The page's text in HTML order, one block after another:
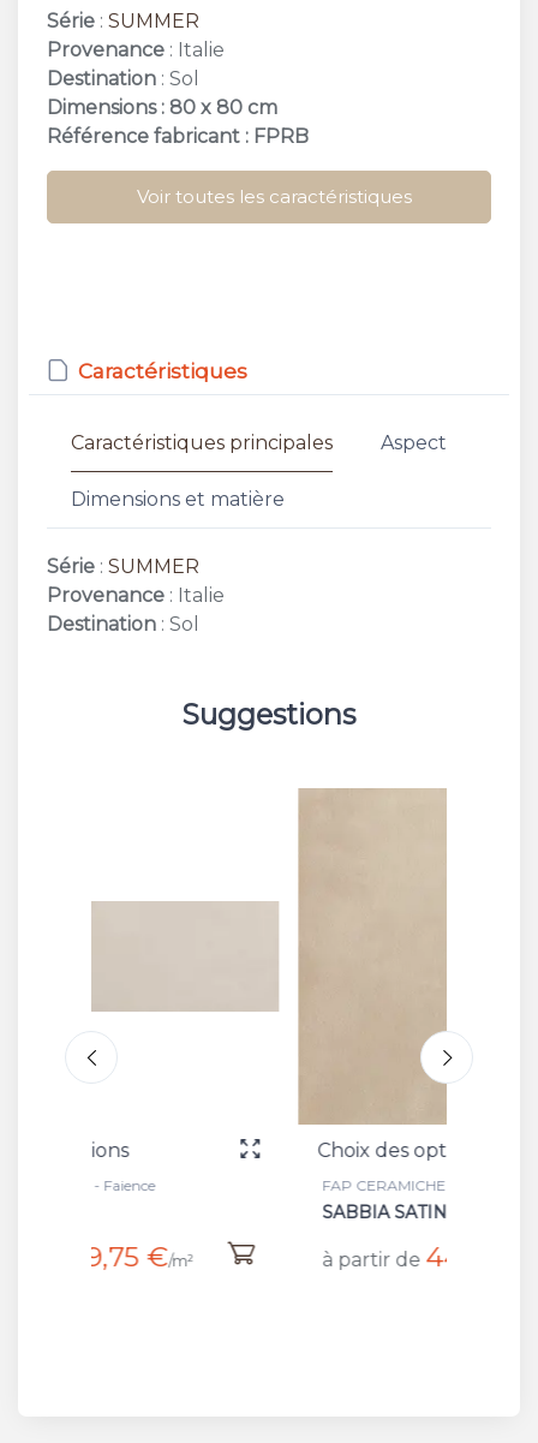
Série : SUMMER
Provenance : Italie
Destination : Sol
Dimensions : 80 x 80 cm
Référence fabricant : FPRB
Voir toutes les caractéristiques
Caractéristiques
Caractéristiques principales Aspect
Dimensions et matière
Série : SUMMER
Provenance : Italie
Destination : Sol
Suggestions
Choix des options
FAP CERAMICHE - Carrelage
à partir de 44,45 € /m²